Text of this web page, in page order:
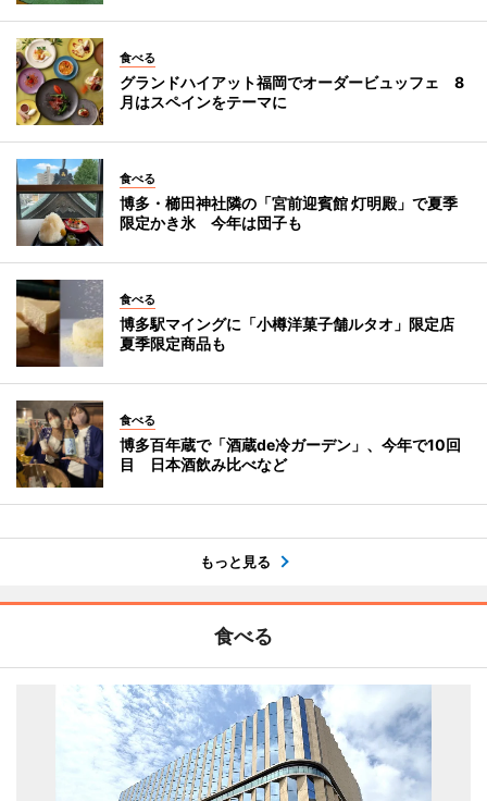
食べる
グランドハイアット福岡でオーダービュッフェ 8
月はスペインをテーマに
食べる
博多・櫛田神社隣の「宮前迎賓館 灯明殿」で夏季
限定かき氷 今年は団子も
食べる
博多駅マイングに「小樽洋菓子舗ルタオ」限定店
夏季限定商品も
食べる
博多百年蔵で「酒蔵de冷ガーデン」、今年で10回
目 日本酒飲み比べなど
もっと見る
食べる